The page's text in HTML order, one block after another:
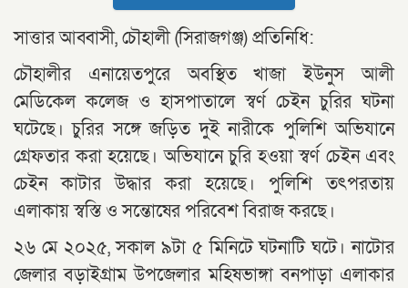
সাত্তার আব্বাসী, চৌহালী (সিরাজগঞ্জ) প্রতিনিধি:
চৌহালীর এনায়েতপুরে অবস্থিত খাজা ইউনুস আলী
মেডিকেল কলেজ ও হাসপাতালে স্বর্ণ চেইন চুরির ঘটনা
ঘটেছে। চুরির সঙ্গে জড়িত দুই নারীকে পুলিশি অভিযানে
গ্রেফতার করা হয়েছে। অভিযানে চুরি হওয়া স্বর্ণ চেইন এবং
চেইন কাটার উদ্ধার করা হয়েছে। পুলিশি তৎপরতায়
এলাকায় স্বস্তি ও সন্তোষের পরিবেশ বিরাজ করছে।
২৬ মে ২০২৫, সকাল ৯টা ৫ মিনিটে ঘটনাটি ঘটে। নাটোর
জেলার বড়াইগ্রাম উপজেলার মহিষভাঙ্গা বনপাড়া এলাকার